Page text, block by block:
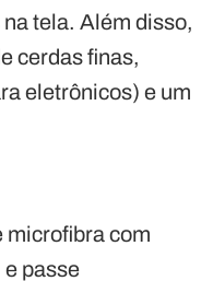
tela. Além disso,
cerdas finas,
eletrônicos) e um
microfibra com
passe